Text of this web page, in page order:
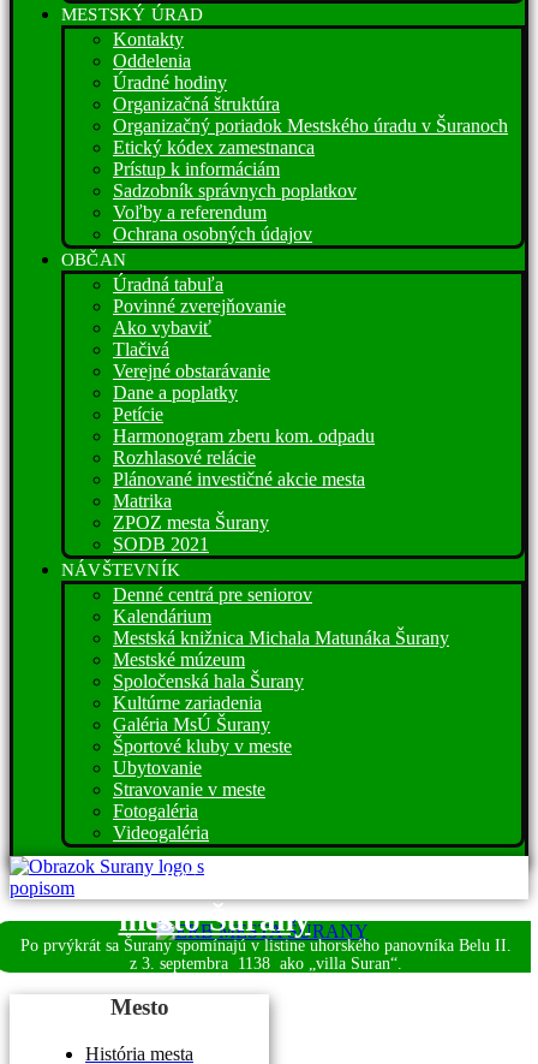
MESTSKÝ ÚRAD
Kontakty
Oddelenia
Úradné hodiny
Organizačná štruktúra
Organizačný poriadok Mestského úradu v Šuranoch
Etický kódex zamestnanca
Prístup k informáciám
Sadzobník správnych poplatkov
Voľby a referendum
Ochrana osobných údajov
OBČAN
Úradná tabuľa
Povinné zverejňovanie
Ako vybaviť
Tlačivá
Verejné obstarávanie
Dane a poplatky
Petície
Harmonogram zberu kom. odpadu
Rozhlasové relácie
Plánované investičné akcie mesta
Matrika
ZPOZ mesta Šurany
SODB 2021
NÁVŠTEVNÍK
Denné centrá pre seniorov
Kalendárium
Mestská knižnica Michala Matunáka Šurany
Mestské múzeum
Spoločenská hala Šurany
Kultúrne zariadenia
Galéria MsÚ Šurany
Športové kluby v meste
Ubytovanie
Stravovanie v meste
Fotogaléria
Videogaléria
Víta vás
mesto Šurany
Po prvýkrát sa Šurany spomínajú v listine uhorského panovníka Belu II.
z 3. septembra 1138 ako „villa Suran“.
Mesto
História mesta